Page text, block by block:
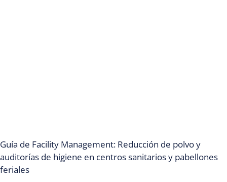
Guía de Facility Management: Reducción de polvo y
auditorías de higiene en centros sanitarios y pabellones
feriales